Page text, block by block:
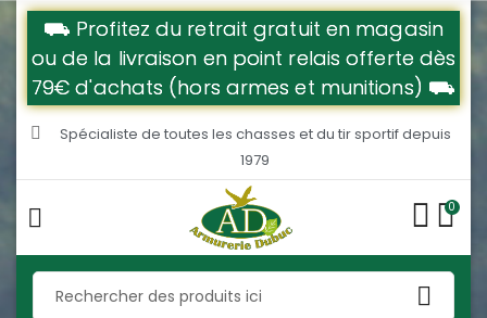
⛟ Profitez du retrait gratuit en magasin
ou de la livraison en point relais offerte dès
79€ d'achats (hors armes et munitions) ⛟
Spécialiste de toutes les chasses et du tir sportif depuis
1979
0